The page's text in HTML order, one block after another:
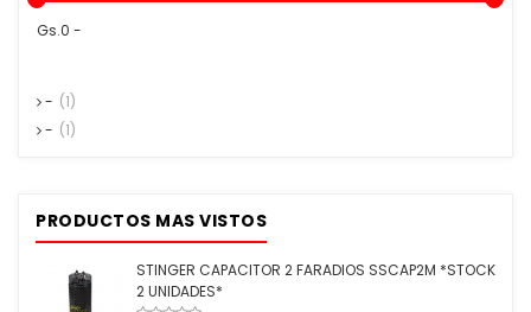
Gs.0 -
- (1)
- (1)
PRODUCTOS MAS VISTOS
STINGER CAPACITOR 2 FARADIOS SSCAP2M *STOCK
2 UNIDADES*